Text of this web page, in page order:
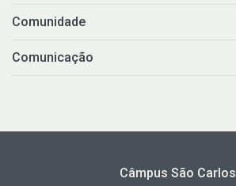
Comunidade
Comunicação
Câmpus São Carlos